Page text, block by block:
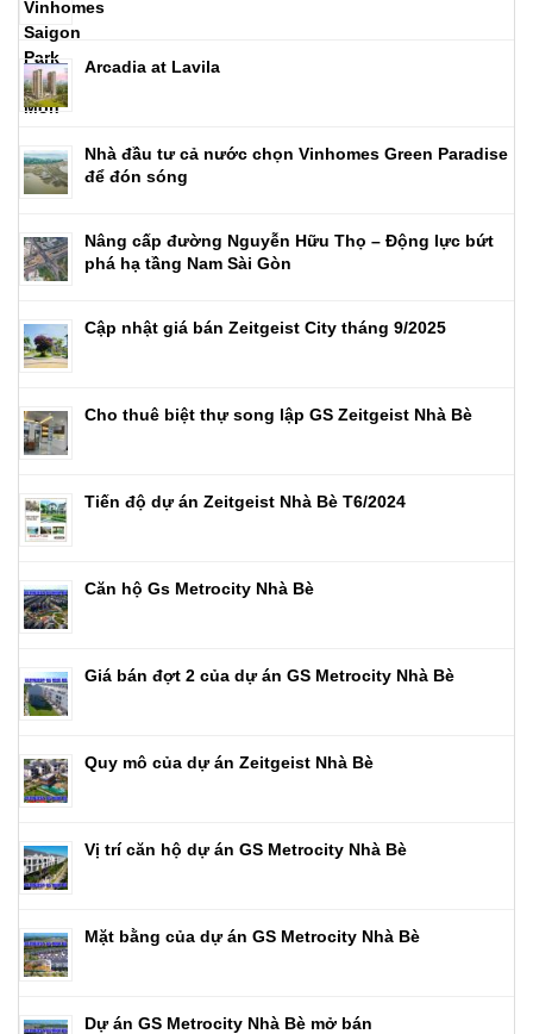
Arcadia at Lavila
Nhà đầu tư cả nước chọn Vinhomes Green Paradise
để đón sóng
Nâng cấp đường Nguyễn Hữu Thọ – Động lực bứt
phá hạ tầng Nam Sài Gòn
Cập nhật giá bán Zeitgeist City tháng 9/2025
Cho thuê biệt thự song lập GS Zeitgeist Nhà Bè
Tiến độ dự án Zeitgeist Nhà Bè T6/2024
Căn hộ Gs Metrocity Nhà Bè
Giá bán đợt 2 của dự án GS Metrocity Nhà Bè
Quy mô của dự án Zeitgeist Nhà Bè
Vị trí căn hộ dự án GS Metrocity Nhà Bè
Mặt bằng của dự án GS Metrocity Nhà Bè
Dự án GS Metrocity Nhà Bè mở bán